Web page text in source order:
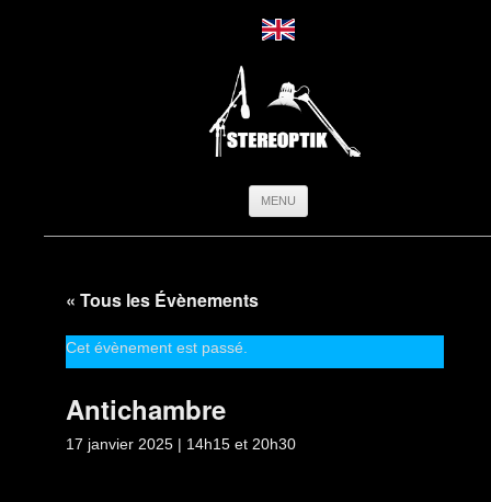
MENU
« Tous les Évènements
Cet évènement est passé.
Antichambre
17 janvier 2025 | 14h15 et 20h30